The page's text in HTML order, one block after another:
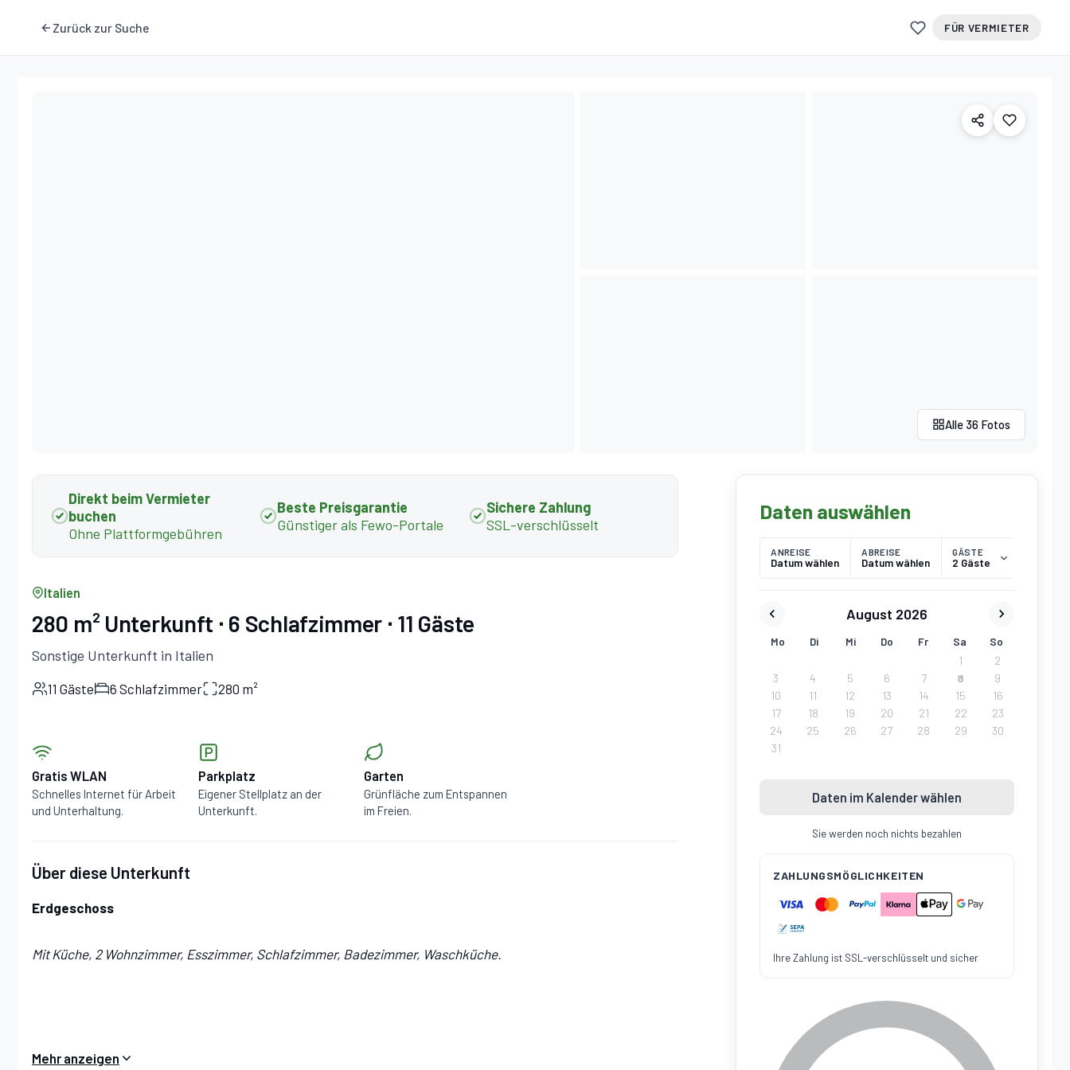
Zurück zur Suche FÜR VERMIETER
Alle 36 Fotos
Direkt beim Vermieter
buchen
Ohne Plattformgebühren
Beste Preisgarantie
Günstiger als Fewo-Portale
Sichere Zahlung
SSL-verschlüsselt
Italien
280 m² Unterkunft ∙ 6 Schlafzimmer ∙ 11 Gäste
Sonstige Unterkunft in Italien
11 Gäste 6 Schlafzimmer 280 m²
Gratis WLAN
Schnelles Internet für Arbeit
und Unterhaltung.
Parkplatz
Eigener Stellplatz an der
Unterkunft.
Garten
Grünfläche zum Entspannen
im Freien.
Über diese Unterkunft
Erdgeschoss
Mit Küche, 2 Wohnzimmer, Esszimmer, Schlafzimmer, Badezimmer, Waschküche.
Mehr anzeigen
Daten auswählen
ANREISE
Datum wählen
ABREISE
Datum wählen
GÄSTE
2 Gäste
August 2026
Mo Di Mi Do Fr Sa
So
1
2
3
4 5 6 7 8
9
10
11 12 13 14 15
16
17
18 19 20 21 22
23
24
25 26 27 28 29
30
31
Daten im Kalender wählen
Sie werden noch nichts bezahlen
ZAHLUNGSMÖGLICHKEITEN
Ihre Zahlung ist SSL-verschlüsselt und sicher